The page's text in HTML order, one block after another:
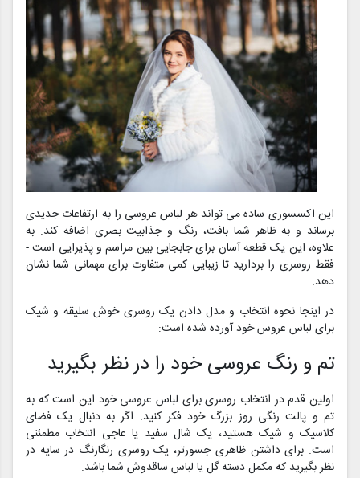
این اکسسوری ساده می تواند هر لباس عروسی را به ارتفاعات جدیدی
برساند و به ظاهر شما بافت، رنگ و جذابیت بصری اضافه کند. به
علاوه، این یک قطعه آسان برای جابجایی بین مراسم و پذیرایی است -
فقط روسری را بردارید تا زیبایی کمی متفاوت برای مهمانی شما نشان
دهد.
در اینجا نحوه انتخاب و مدل دادن یک روسری خوش سلیقه و شیک
برای لباس عروس خود آورده شده است:
تم و رنگ عروسی خود را در نظر بگیرید
اولین قدم در انتخاب روسری برای لباس عروسی خود این است که به
تم و پالت رنگی روز بزرگ خود فکر کنید. اگر به دنبال یک فضای
کلاسیک و شیک هستید، یک شال سفید یا عاجی انتخاب مطمئنی
است. برای داشتن ظاهری جسورتر، یک روسری رنگارنگ در سایه در
نظر بگیرید که مکمل دسته گل یا لباس ساقدوش شما باشد.